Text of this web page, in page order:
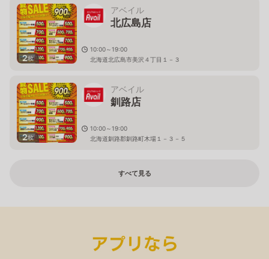
2枚
アベイル
北広島店
10:00～19:00
北海道北広島市美沢４丁目１－３
2枚
アベイル
釧路店
10:00～19:00
北海道釧路郡釧路町木場１－３－５
すべて見る